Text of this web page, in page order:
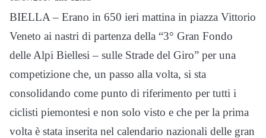
BIELLA – Erano in 650 ieri mattina in piazza Vittorio
Veneto ai nastri di partenza della “3° Gran Fondo
delle Alpi Biellesi – sulle Strade del Giro” per una
competizione che, un passo alla volta, si sta
consolidando come punto di riferimento per tutti i
ciclisti piemontesi e non solo visto e che per la prima
volta è stata inserita nel calendario nazionali delle gran